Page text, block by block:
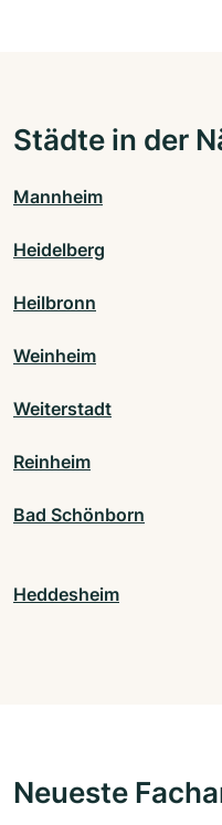
Städte in der
Mannheim
Heidelberg
Heilbronn
Weinheim
Weiterstadt
Reinheim
Bad Schönborn
Heddesheim
Neueste